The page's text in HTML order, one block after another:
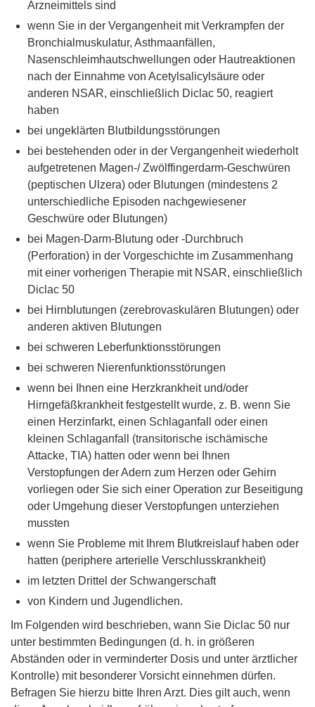
Arzneimittels sind
wenn Sie in der Vergangenheit mit Verkrampfen der
Bronchialmuskulatur, Asthmaanfällen,
Nasenschleimhautschwellungen oder Hautreaktionen
nach der Einnahme von Acetylsalicylsäure oder
anderen NSAR, einschließlich Diclac 50, reagiert
haben
bei ungeklärten Blutbildungsstörungen
bei bestehenden oder in der Vergangenheit wiederholt
aufgetretenen Magen-/ Zwölffingerdarm-Geschwüren
(peptischen Ulzera) oder Blutungen (mindestens 2
unterschiedliche Episoden nachgewiesener
Geschwüre oder Blutungen)
bei Magen-Darm-Blutung oder -Durchbruch
(Perforation) in der Vorgeschichte im Zusammenhang
mit einer vorherigen Therapie mit NSAR, einschließlich
Diclac 50
bei Hirnblutungen (zerebrovaskulären Blutungen) oder
anderen aktiven Blutungen
bei schweren Leberfunktionsstörungen
bei schweren Nierenfunktionsstörungen
wenn bei Ihnen eine Herzkrankheit und/oder
Hirngefäßkrankheit festgestellt wurde, z. B. wenn Sie
einen Herzinfarkt, einen Schlaganfall oder einen
kleinen Schlaganfall (transitorische ischämische
Attacke, TIA) hatten oder wenn bei Ihnen
Verstopfungen der Adern zum Herzen oder Gehirn
vorliegen oder Sie sich einer Operation zur Beseitigung
oder Umgehung dieser Verstopfungen unterziehen
mussten
wenn Sie Probleme mit Ihrem Blutkreislauf haben oder
hatten (periphere arterielle Verschlusskrankheit)
im letzten Drittel der Schwangerschaft
von Kindern und Jugendlichen.
Im Folgenden wird beschrieben, wann Sie Diclac 50 nur
unter bestimmten Bedingungen (d. h. in größeren
Abständen oder in verminderter Dosis und unter ärztlicher
Kontrolle) mit besonderer Vorsicht einnehmen dürfen.
Befragen Sie hierzu bitte Ihren Arzt. Dies gilt auch, wenn